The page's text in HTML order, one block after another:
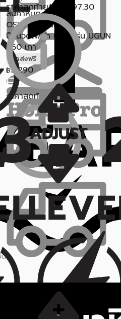
สินค้าหมด
OSIM Thailand
ปืนนวดไฟฟ้า OSIM รุ่น UGUN
360 เทา
จัดส่งฟรี
฿3,290
ราคาสุดท้าย* ฿ 2,997.30
น
ราคาสุดท้าย* 2,997.30